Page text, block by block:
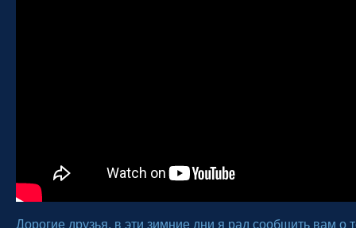
Дорогие друзья, в эти зимние дни я рад сообщить вам о